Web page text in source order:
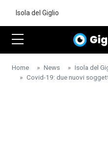
Isola del Giglio
Home News Isola del
Covid-19: due nuovi